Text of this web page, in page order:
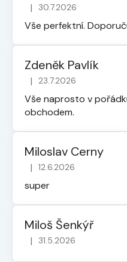
Hodnocení obchodu je
| 30.7.2026
Vše perfektní.
Zdeněk Pavlík
Hodnocení obchodu je
| 23.7.2026
Vše naprosto v
obchodem.
Miloslav Cerny
Hodnocení obchodu je
| 12.6.2026
super
Miloš Šenkýř
Hodnocení obchodu je
| 31.5.2026